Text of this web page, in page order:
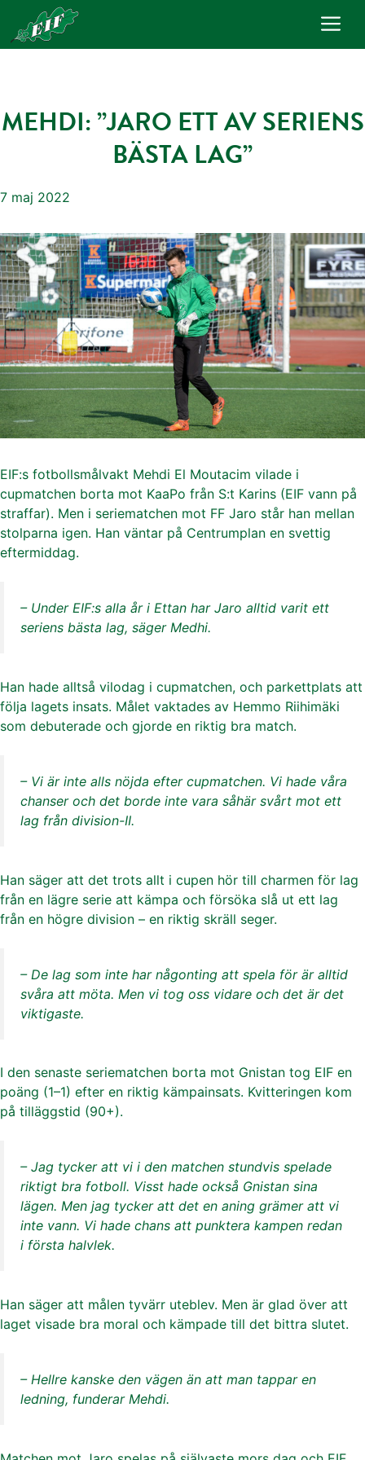
innehåll
MEHDI: ”JARO ETT AV SERIENS
BÄSTA LAG”
7 maj 2022
EIF:s fotbollsmålvakt Mehdi El Moutacim vilade i
cupmatchen borta mot KaaPo från S:t Karins (EIF vann på
straffar). Men i seriematchen mot FF Jaro står han mellan
stolparna igen. Han väntar på Centrumplan en svettig
eftermiddag.
– Under EIF:s alla år i Ettan har Jaro alltid varit ett
seriens bästa lag, säger Medhi.
Han hade alltså vilodag i cupmatchen, och parkettplats att
följa lagets insats. Målet vaktades av Hemmo Riihimäki
som debuterade och gjorde en riktig bra match.
– Vi är inte alls nöjda efter cupmatchen. Vi hade våra
chanser och det borde inte vara såhär svårt mot ett
lag från division-II.
Han säger att det trots allt i cupen hör till charmen för lag
från en lägre serie att kämpa och försöka slå ut ett lag
från en högre division – en riktig skräll seger.
– De lag som inte har någonting att spela för är alltid
svåra att möta. Men vi tog oss vidare och det är det
viktigaste.
I den senaste seriematchen borta mot Gnistan tog EIF en
poäng (1–1) efter en riktig kämpainsats. Kvitteringen kom
på tilläggstid (90+).
– Jag tycker att vi i den matchen stundvis spelade
riktigt bra fotboll. Visst hade också Gnistan sina
lägen. Men jag tycker att det en aning grämer att vi
inte vann. Vi hade chans att punktera kampen redan
i första halvlek.
Han säger att målen tyvärr uteblev. Men är glad över att
laget visade bra moral och kämpade till det bittra slutet.
– Hellre kanske den vägen än att man tappar en
ledning, funderar Mehdi.